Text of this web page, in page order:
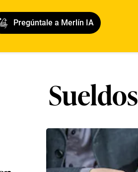
Pregúntale a Merlín IA
Sueldos